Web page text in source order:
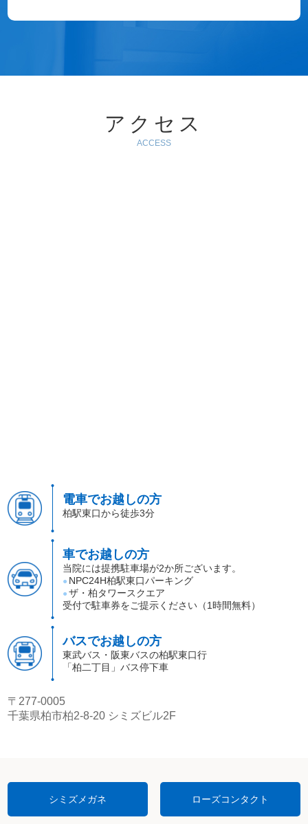
アクセス
ACCESS
電車でお越しの方
柏駅東口から徒歩3分
車でお越しの方
当院には提携駐車場が2か所ございます。
● NPC24H柏駅東口パーキング
● ザ・柏タワースクエア
受付で駐車券をご提示ください（1時間無料）
バスでお越しの方
東武バス・阪東バスの柏駅東口行
「柏二丁目」バス停下車
〒277-0005
千葉県柏市柏2-8-20 シミズビル2F
シミズメガネ ローズコンタクト